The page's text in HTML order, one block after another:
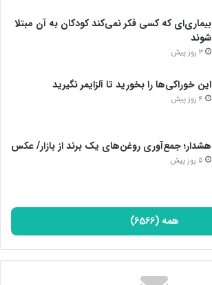
بیماری‌ای که کسی فکر نمی‌کند کودکان به آن مبتلا
شوند
3 روز پیش
این خوراکی‌ها را بخورید تا آلزایمر نگیرید
4 روز پیش
هشدار؛ جمع‌آوری روغن‌های یک برند از بازار/ عکس
5 روز پیش
همه (6566)